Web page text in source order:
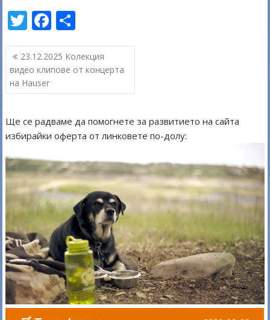
T
w
itt
er
F
ac
e
b
o
o
k
h
ar
e
Навигация
23.12.2025 Колекция
видео клипове от концерта
на Hauser
Ще се радваме да помогнете за развитието на сайта
избирайки оферта от линковете по-долу: